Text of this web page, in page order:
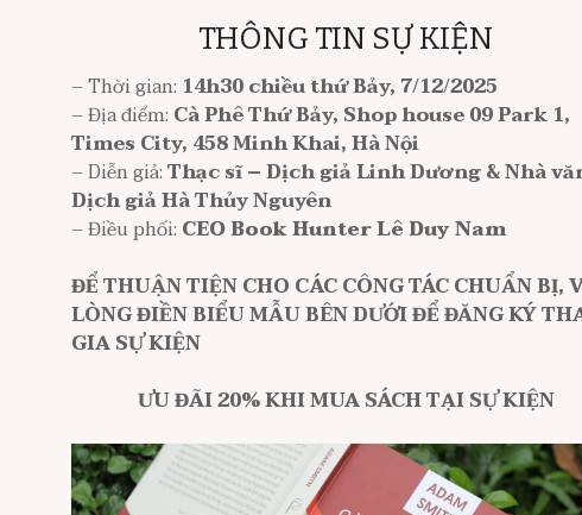
THÔNG TIN SỰ KIỆN
– Thời gian: 14h30 chiều thứ Bảy, 7/12/2025
– Địa điểm: Cà Phê Thứ Bảy, Shop house 09 Park 1,
Times City, 458 Minh Khai, Hà Nội
– Diễn giả:Thạc sĩ – Dịch giả Linh Dương & Nhà
Dịch giả Hà Thủy Nguyên
– Điều phối: CEO Book HunterLê Duy Nam
ĐỂ THUẬN TIỆN CHO CÁC CÔNG TÁC CHUẨN BỊ,
LÒNG ĐIỀN BIỂU MẪU BÊN DƯỚI ĐỂ ĐĂNG KÝ
GIA SỰ KIỆN
ƯU ĐÃI 20% KHI MUA SÁCH TẠI SỰ KIỆN